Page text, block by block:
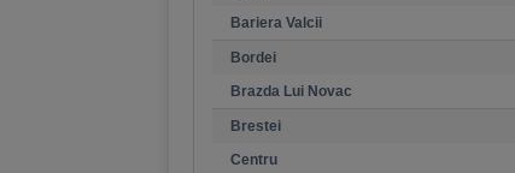
Bariera Valcii
Bordei
Brazda Lui Novac
Brestei
Centru